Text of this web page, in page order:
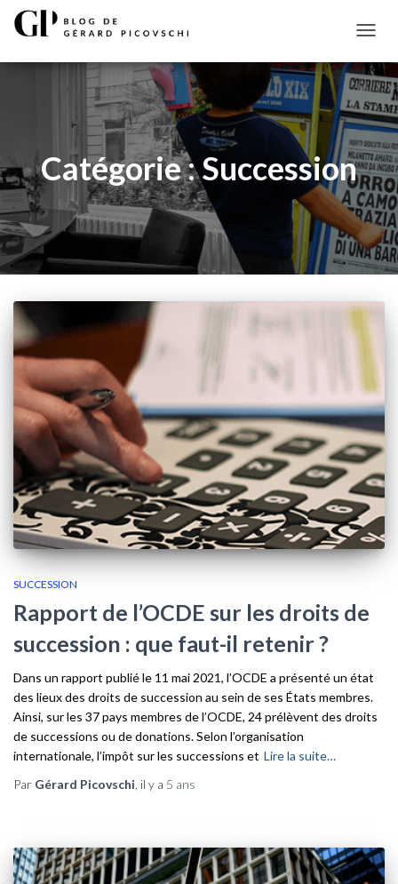
LA
Catégorie :Succession
SUCCESSION
Rapport de l’OCDE sur les droits de
succession : que faut-il retenir ?
Dans un rapport publié le 11 mai 2021, l’OCDE a présenté un état
des lieux des droits de succession au sein de ses États membres.
Ainsi, sur les 37 pays membres de l’OCDE, 24 prélèvent des droits
de successions ou de donations. Selon l’organisation
internationale, l’impôt sur les successions et Lire la suite…
Par Gérard Picovschi , il y a 5 ans